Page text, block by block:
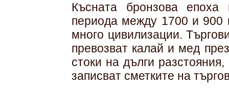
Късната бронзова
периода между 1700 и 900
много цивилизации.
превозват калай и мед
стоки на дълги
записват сметките на